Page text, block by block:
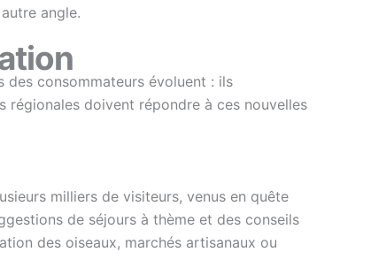
angle.
des consommateurs évoluent : ils
régionales doivent répondre à ces nouvelles
milliers de visiteurs, venus en quête
de séjours à thème et des conseils
des oiseaux, marchés artisanaux ou